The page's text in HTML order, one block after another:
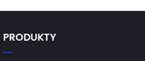
PRODUKTY